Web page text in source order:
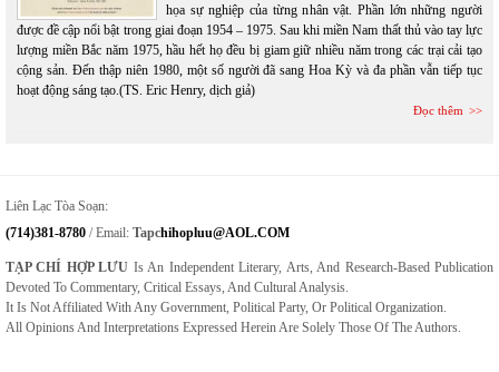
họa sự nghiệp của từng nhân vật. Phần lớn những người
được đề cập nổi bật trong giai đoạn 1954 – 1975. Sau khi miền Nam thất thủ vào tay lực
lượng miền Bắc năm 1975, hầu hết họ đều bị giam giữ nhiều năm trong các trại cải tạo
cộng sản. Đến thập niên 1980, một số người đã sang Hoa Kỳ và đa phần vẫn tiếp tục
hoạt động sáng tạo.(TS. Eric Henry, dịch giả)
Đọc thêm
Liên Lạc Tòa Soạn:
(714)381-8780 / Email: TapcHihopluu@AOL.COM
TẠP CHÍ HỢP LƯU Is An Independent Literary, Arts, And Research-Based Publication
Devoted To Commentary, Critical Essays, And Cultural Analysis.
It Is Not Affiliated With Any Government, Political Party, Or Political Organization.
All Opinions And Interpretations Expressed Herein Are Solely Those Of The Authors.